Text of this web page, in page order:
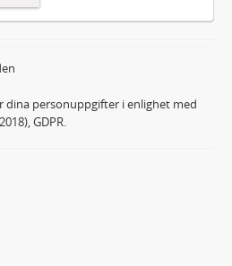
dina personuppgifter i enlighet med
GDPR.